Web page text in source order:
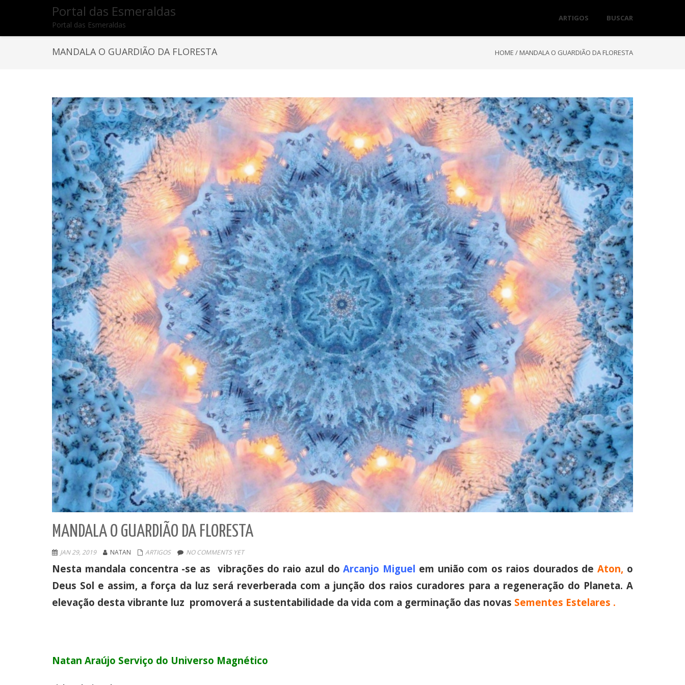
Portal das Esmeraldas
Portal das Esmeraldas
ARTIGOS BUSCAR
MANDALA O GUARDIÃO DA FLORESTA HOME / MANDALA O GUARDIÃO DA FLORESTA
MANDALA O GUARDIÃO DA FLORESTA
JAN 29, 2019 NATAN ARTIGOS NO COMMENTS YET
Nesta mandala concentra -se as vibrações do raio azul doArcanjo Miguel em união com os raios dourados deAton, o
Deus Sol e assim, a força da luz será reverberada com a junção dos raios curadores para a regeneração do Planeta. A
elevação desta vibrante luz promoverá a sustentabilidade da vida com a germinação das novas Sementes Estelares .
Natan Araújo Serviço do Universo Magnético